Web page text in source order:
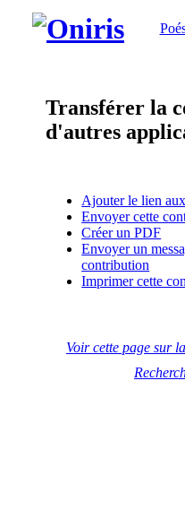
Transférer la
d'autres
Ajouter le lien
Envoyer cette
Créer un PDF
Envoyer un
contribution
Imprimer cette
Voir cette page sur